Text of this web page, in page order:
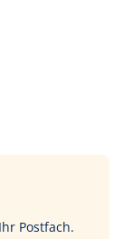
Postfach.